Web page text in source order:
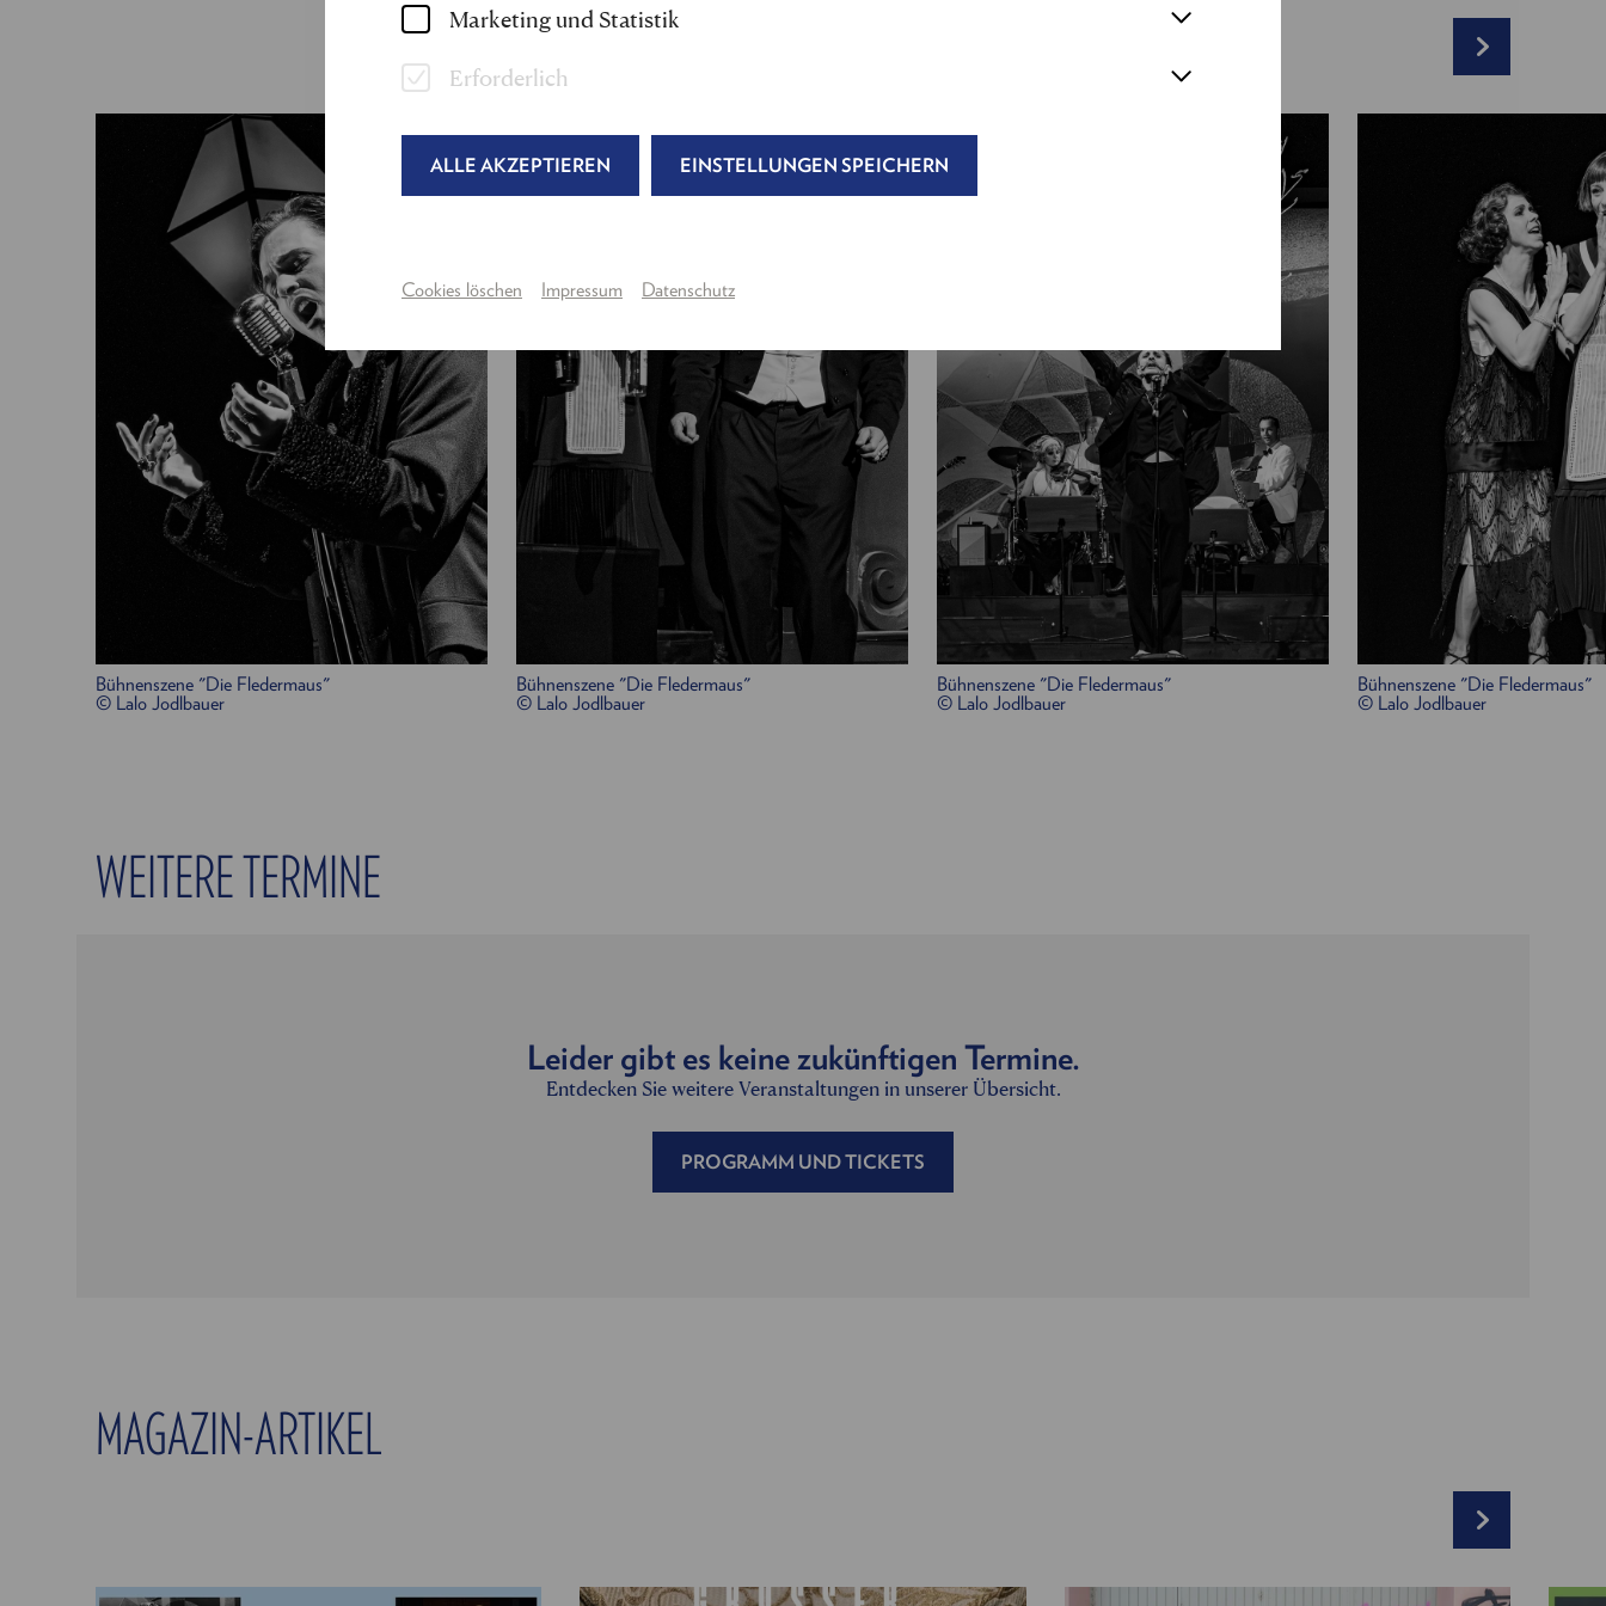
Marketing und Statistik
Erforderlich
ALLE AKZEPTIEREN EINSTELLUNGEN SPEICHERN
Cookies löschen Impressum Datenschutz
Regie, Musik- und Textbearbeitung:
Nils Strunk & Lukas Schrenk
Licht:Roland Müllauer
Produktion:Julia Wagner, Tina Schmidt
Regieassistenz & Abendspielleitung:Luna Pájer
Adele, eine Kammerjungfer:
Julia Edtmeier
Dr. Falke, ein Notar:Peter Lesiak Lukas Schrenk*
Prinz Orlofsky, ein russischer Emigrant:
Moritz Mausser
Alfred, sein Gesangslehrer / Major:
Gerhard Kasal
Frosch, ein Gefängniswärter, Damir, Maître de Plaisir: Sebastian Wendelin
Dr. Blind, ein Advokat / Konsul:
Helmut Bohatsch
Frank, Gefängnisdirektor:
Jakob Semotan
Adeles Schwester, eine Geigerin:Anna Tropper
Mira Gregorič
Klavier:Alexander „Xidi“ Christof
Nils Strunk
Bass, Gesang:Bernhard Moshammer
Gitarre, Banjo, Cello
Bühnenszene "Die Fledermaus"
© Lalo Jodlbauer
Bühnenszene "Die Fledermaus"
© Lalo Jodlbauer
Bühnenszene "Die Fledermaus"
© Lalo Jodlbauer
Bühnenszene "Die Fledermaus"
© Lalo Jodlbauer
WEITERE TERMINE
Leider gibt es keine zukünftigen Termine.
Entdecken Sie weitere Veranstaltungen in unserer Übersicht.
PROGRAMM UND TICKETS
MAGAZIN-ARTIKEL